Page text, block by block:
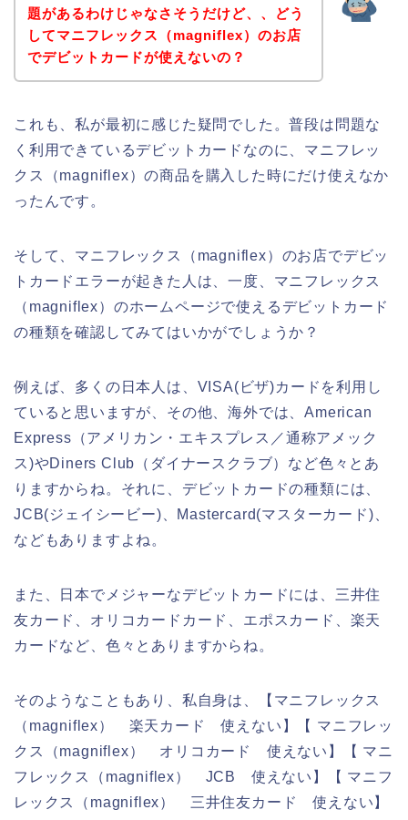
題があるわけじゃなさそうだけど、、どう
してマニフレックス（magniflex）のお店
でデビットカードが使えないの？
これも、私が最初に感じた疑問でした。普段は問題な
く利用できているデビットカードなのに、マニフレッ
クス（magniflex）の商品を購入した時にだけ使えなか
ったんです。
そして、マニフレックス（magniflex）のお店でデビッ
トカードエラーが起きた人は、一度、マニフレックス
（magniflex）のホームページで使えるデビットカード
の種類を確認してみてはいかがでしょうか？
例えば、多くの日本人は、VISA(ビザ)カードを利用し
ていると思いますが、その他、海外では、American
Express（アメリカン・エキスプレス／通称アメック
ス)やDiners Club（ダイナースクラブ）など色々とあ
りますからね。それに、デビットカードの種類には、
JCB(ジェイシービー)、Mastercard(マスターカード)、
などもありますよね。
また、日本でメジャーなデビットカードには、三井住
友カード、オリコカードカード、エポスカード、楽天
カードなど、色々とありますからね。
そのようなこともあり、私自身は、【マニフレックス
（magniflex） 楽天カード 使えない】【 マニフレッ
クス（magniflex） オリコカード 使えない】【 マニ
フレックス（magniflex） JCB 使えない】【 マニフ
レックス（magniflex） 三井住友カード 使えない】